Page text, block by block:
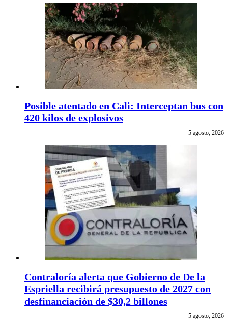
Posible atentado en Cali: Interceptan bus con
420 kilos de explosivos
5 agosto, 2026
Contraloría alerta que Gobierno de De la
Espriella recibirá presupuesto de 2027 con
desfinanciación de $30,2 billones
5 agosto, 2026